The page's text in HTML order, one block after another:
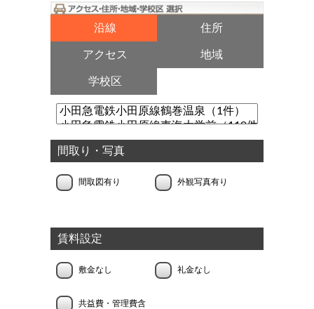
沿線 住所
アクセス 地域
学校区
間取り・写真
間取図有り 外観写真有り
賃料設定
敷金なし 礼金なし
共益費・管理費含